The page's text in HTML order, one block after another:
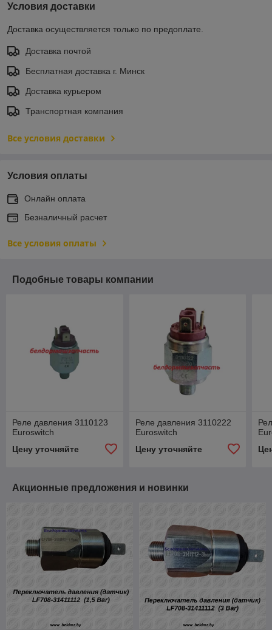
Условия доставки
Доставка осуществляется только по предоплате.
Доставка почтой
Бесплатная доставка г. Минск
Доставка курьером
Транспортная компания
Все условия доставки
Условия оплаты
Онлайн оплата
Безналичный расчет
Все условия оплаты
Подобные товары компании
Реле давления 3110123
Euroswitch
Цену уточняйте
Реле давления 3110222
Euroswitch
Цену уточняйте
Акционные предложения и новинки